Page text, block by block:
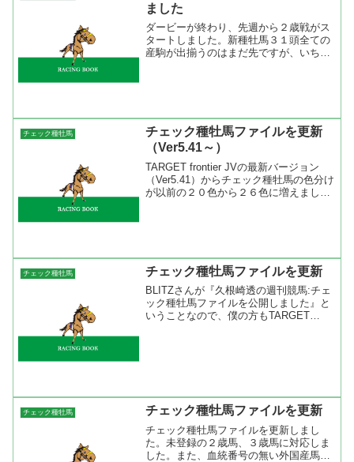
ました
ダービーが終わり、先週から２歳戦がス
タートしました。新種牡馬３１頭全ての
産駒が出揃うのはまだ先ですが、いちお
チェック種牡馬
チェック種牡馬ファイルを更新
（Ver5.41～）
TARGET frontier JVの最新バージョン
（Ver5.41）からチェック種牡馬の色分け
が以前の２０色から２６色に増えまし
チェック種牡馬 チェック種牡馬ファイルを更新
BLITZさんが『久根崎透の週刊競馬:チェ
ック種牡馬ファイルを公開しました』と
いうことなので、僕の方もTARGET
チェック種牡馬 チェック種牡馬ファイルを更新
チェック種牡馬ファイルを更新しまし
た。未登録の２歳馬、３歳馬に対応しま
した。また、血統番号の無い外国産馬